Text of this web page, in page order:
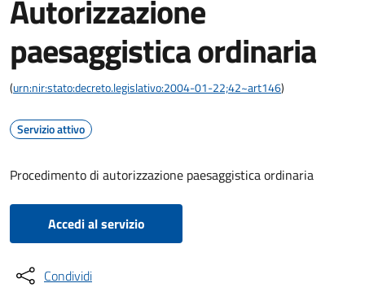
Autorizzazione
paesaggistica ordinaria
(urn:nir:stato:decreto.legislativo:2004-01-22;42~art146)
Servizio attivo
Procedimento di autorizzazione paesaggistica ordinaria
Accedi al servizio
Condividi